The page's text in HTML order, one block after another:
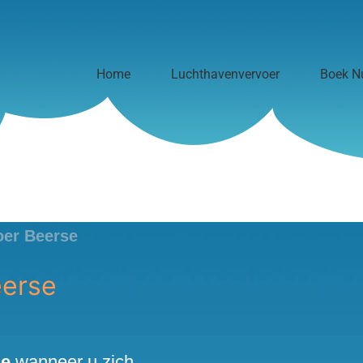
Home Luchthavenvervoer Boek
Beerse